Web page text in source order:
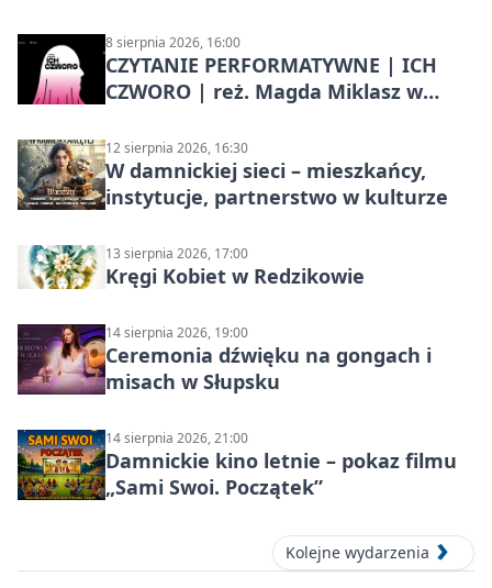
8 sierpnia 2026, 16:00
CZYTANIE PERFORMATYWNE | ICH
CZWORO | reż. Magda Miklasz w
12 sierpnia 2026, 16:30
W damnickiej sieci – mieszkańcy,
instytucje, partnerstwo w kulturze
13 sierpnia 2026, 17:00
Kręgi Kobiet w Redzikowie
14 sierpnia 2026, 19:00
Ceremonia dźwięku na gongach i
misach w Słupsku
14 sierpnia 2026, 21:00
Damnickie kino letnie – pokaz filmu
„Sami Swoi. Początek”
Kolejne wydarzenia